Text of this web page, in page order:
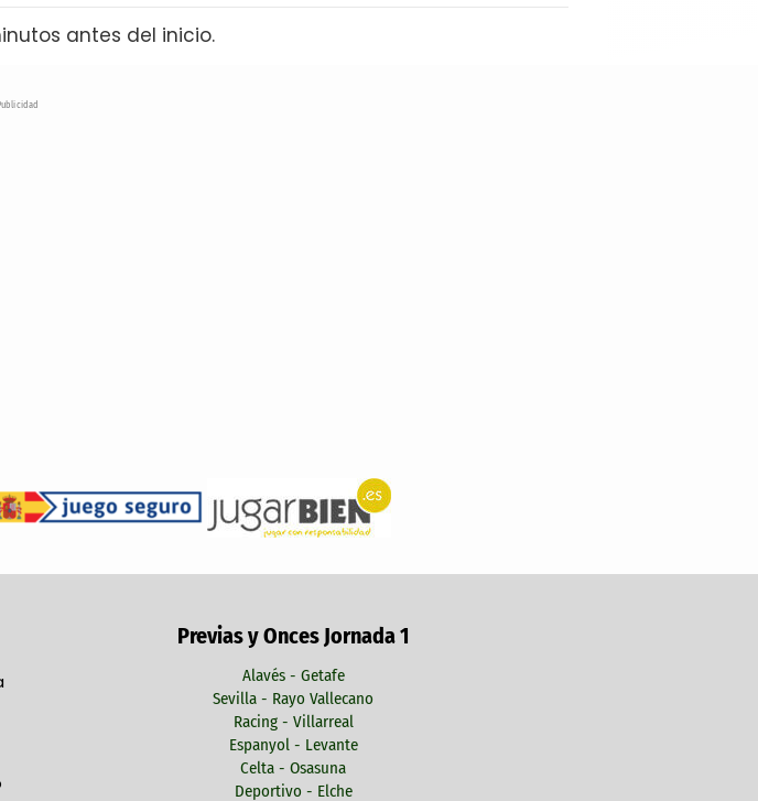
antes del inicio.
Previas y Onces Jornada 1
Alavés - Getafe
Sevilla - Rayo Vallecano
Racing - Villarreal
Espanyol - Levante
Celta - Osasuna
Deportivo - Elche